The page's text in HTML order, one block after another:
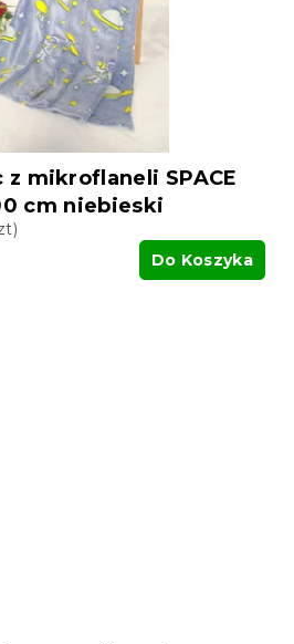
z mikroflaneli SPACE
cm niebieski
Do Koszyka